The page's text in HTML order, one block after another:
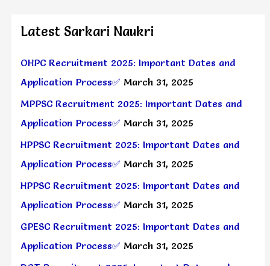
Latest Sarkari Naukri
OHPC Recruitment 2025: Important Dates and
Application Process✅ March 31, 2025
MPPSC Recruitment 2025: Important Dates and
Application Process✅ March 31, 2025
HPPSC Recruitment 2025: Important Dates and
Application Process✅ March 31, 2025
HPPSC Recruitment 2025: Important Dates and
Application Process✅ March 31, 2025
GPESC Recruitment 2025: Important Dates and
Application Process✅ March 31, 2025